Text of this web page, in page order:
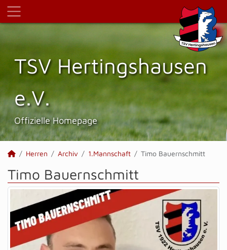
TSV Hertings­hausen
e.V.
Offizielle Homepage
Herren Archiv 1.Mannschaft Timo Bauernschmitt
Timo Bauernschmitt